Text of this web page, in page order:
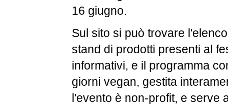
16 giugno.
Sul sito si può trovare
stand di prodotti presenti al
informativi, e il programma
giorni vegan, gestita
l'evento è non-profit, e serve